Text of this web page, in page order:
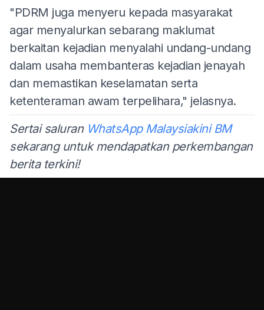
"PDRM juga menyeru kepada masyarakat
agar menyalurkan sebarang maklumat
berkaitan kejadian menyalahi undang-undang
dalam usaha membanteras kejadian jenayah
dan memastikan keselamatan serta
ketenteraman awam terpelihara," jelasnya.
Sertai saluran WhatsApp Malaysiakini BM
sekarang untuk mendapatkan perkembangan
berita terkini!